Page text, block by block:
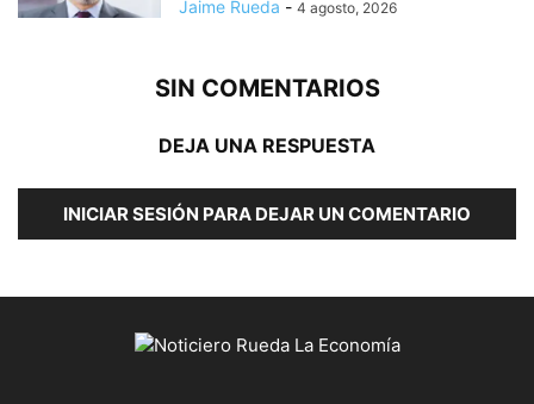
Jaime Rueda - 4 agosto, 2026
SIN COMENTARIOS
DEJA UNA RESPUESTA
INICIAR SESIÓN PARA DEJAR UN COMENTARIO